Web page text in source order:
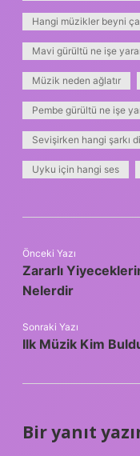
Hangi müzikler beyni
Mavi gürültü ne işe
Müzik neden ağlatır
Pembe gürültü ne işe
Sevişirken hangi şarkı
Uyku için hangi ses
Önceki Yazı
Zararlı
Nelerdir
Sonraki Yazı
Ilk Müzik Kim
Bir yanıt